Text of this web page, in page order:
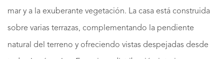
mar y a la exuberante vegetación. La casa está construida
sobre varias terrazas, complementando la pendiente
natural del terreno y ofreciendo vistas despejadas desde